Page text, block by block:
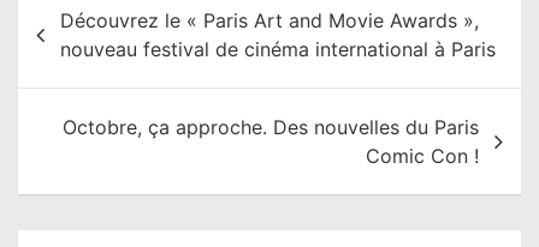
Découvrez le « Paris Art and Movie Awards »,
nouveau festival de cinéma international à Paris
Octobre, ça approche. Des nouvelles du Paris
Comic Con !